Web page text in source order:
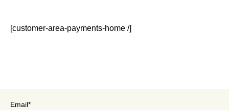
[customer-area-payments-home /]
Email*